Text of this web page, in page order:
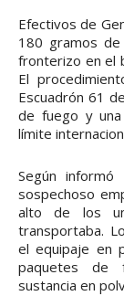
Efectivos de
180 gramos
fronterizo en el
El
Escuadrón 61
de fuego y
límite
Según
sospechoso
alto de los
transportaba.
el equipaje en
paquetes de
sustancia en